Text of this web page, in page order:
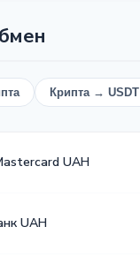
Крипта → USDT
UAH
UAH